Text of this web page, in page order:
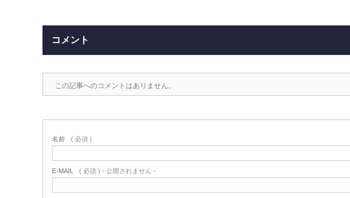
コメント
この記事へのコメントはありません。
名前 ( 必須 )
E-MAIL ( 必須 ) - 公開されません -